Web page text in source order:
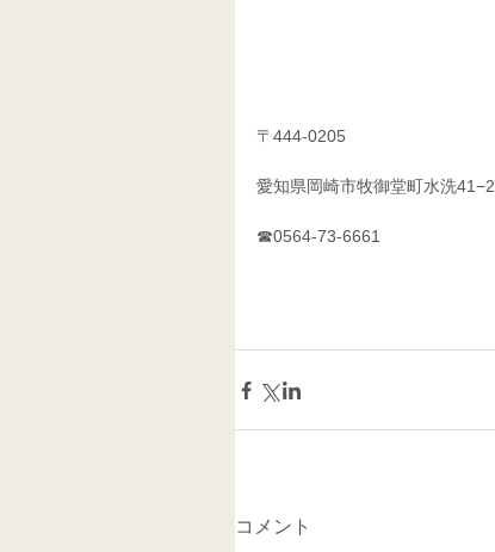
〒444-0205
愛知県岡崎市牧御堂町水洗41−2
☎0564-73-6661
コメント